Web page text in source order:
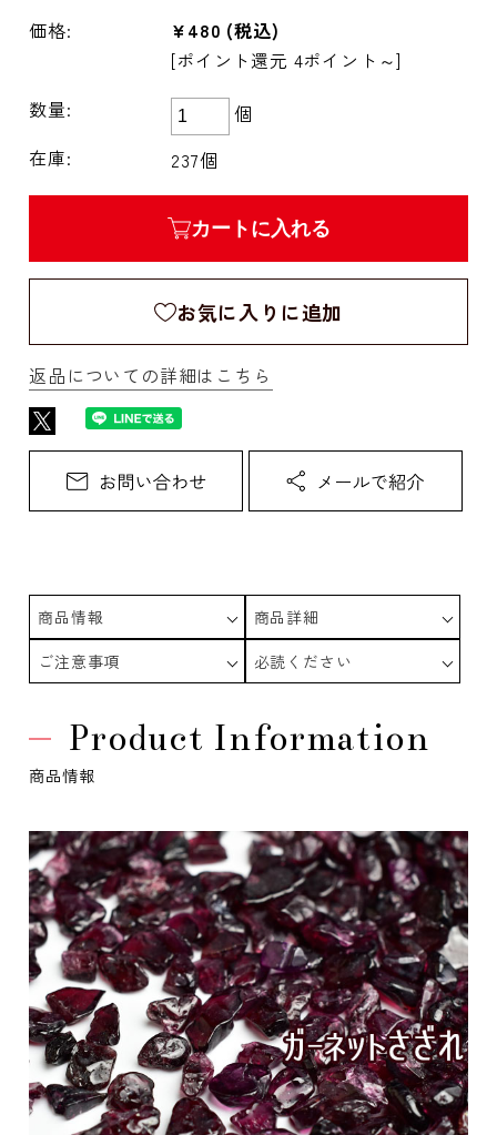
価格: ¥480 (税込)
[ポイント還元 4ポイント～]
数量:
個
在庫:
237個
カートに入れる
お気に入りに追加
返品についての詳細はこちら
商品情報
商品詳細
ご注意事項
必読ください
Product Information
商品情報